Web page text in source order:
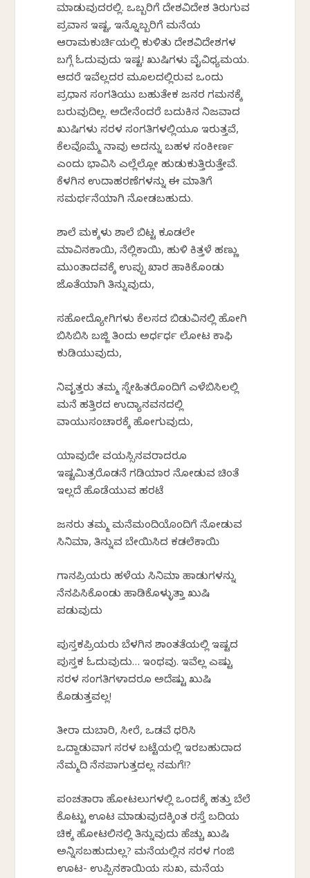
ಮಾಡುವುದರಲ್ಲಿ. ಒಬ್ಬರಿಗೆ ದೇಶವಿದೇಶ ತಿರುಗುವ
ಪ್ರವಾಸ ಇಷ್ಟ, ಇನ್ನೊಬ್ಬರಿಗೆ ಮನೆಯ
ಆರಾಮಕುರ್ಚಿಯಲ್ಲಿ ಕುಳಿತು ದೇಶವಿದೇಶಗಳ
ಬಗ್ಗೆ ಓದುವುದು ಇಷ್ಟ! ಖುಷಿಗಳು ವೈವಿಧ್ಯಮಯ.
ಆದರೆ ಇವೆಲ್ಲದರ ಮೂಲದಲ್ಲಿರುವ ಒಂದು
ಪ್ರಧಾನ ಸಂಗತಿಯು ಬಹುತೇಕ ಜನರ ಗಮನಕ್ಕೆ
ಬರುವುದಿಲ್ಲ. ಅದೇನೆಂದರೆ ಬದುಕಿನ ನಿಜವಾದ
ಖುಷಿಗಳು ಸರಳ ಸಂಗತಿಗಳಲ್ಲಿಯೂ ಇರುತ್ತವೆ,
ಕೆಲವೊಮ್ಮೆ ನಾವು ಅದನ್ನು ಬಹಳ ಸಂಕೀರ್ಣ
ಎಂದು ಭಾವಿಸಿ ಎಲ್ಲೆಲ್ಲೋ ಹುಡುಕುತ್ತಿರುತ್ತೇವೆ.
ಕೆಳಗಿನ ಉದಾಹರಣೆಗಳನ್ನು ಈ ಮಾತಿಗೆ
ಸಮರ್ಥನೆಯಾಗಿ ನೋಡಬಹುದು.
ಶಾಲೆ ಮಕ್ಕಳು ಶಾಲೆ ಬಿಟ್ಟ ಕೂಡಲೇ
ಮಾವಿನಕಾಯಿ, ನೆಲ್ಲಿಕಾಯಿ, ಹುಳಿ ಕಿತ್ತಳೆ ಹಣ್ಣು
ಮುಂತಾದವಕ್ಕೆ ಉಪ್ಪು ಖಾರ ಹಾಕಿಕೊಂಡು
ಜೊತೆಯಾಗಿ ತಿನ್ನುವುದು,
ಸಹೋದ್ಯೋಗಿಗಳು ಕೆಲಸದ ಬಿಡುವಿನಲ್ಲಿ ಹೋಗಿ
ಬಿಸಿಬಿಸಿ ಬಜ್ಜಿ ತಿಂದು ಅರ್ಧರ್ಧ ಲೋಟ ಕಾಫಿ
ಕುಡಿಯುವುದು,
ನಿವೃತ್ತರು ತಮ್ಮ ಸ್ನೇಹಿತರೊಂದಿಗೆ ಎಳೆಬಿಸಿಲಲ್ಲಿ
ಮನೆ ಹತ್ತಿರದ ಉದ್ಯಾನವನದಲ್ಲಿ
ವಾಯುಸಂಚಾರಕ್ಕೆ ಹೋಗುವುದು,
ಯಾವುದೇ ವಯಸ್ಸಿನವರಾದರೂ
ಇಷ್ಟಮಿತ್ರರೊಡನೆ ಗಡಿಯಾರ ನೋಡುವ ಚಿಂತೆ
ಇಲ್ಲದೆ ಹೊಡೆಯುವ ಹರಟೆ
ಜನರು ತಮ್ಮ ಮನೆಮಂದಿಯೊಂದಿಗೆ ನೋಡುವ
ಸಿನಿಮಾ, ತಿನ್ನುವ ಬೇಯಿಸಿದ ಕಡಲೆಕಾಯಿ
ಗಾನಪ್ರಿಯರು ಹಳೆಯ ಸಿನಿಮಾ ಹಾಡುಗಳನ್ನು
ನೆನಪಿಸಿಕೊಂಡು ಹಾಡಿಕೊಳ್ಳುತ್ತಾ ಖುಷಿ
ಪಡುವುದು
ಪುಸ್ತಕಪ್ರಿಯರು ಬೆಳಗಿನ ಶಾಂತತೆಯಲ್ಲಿ ಇಷ್ಟದ
ಪುಸ್ತಕ ಓದುವುದು… ಇಂಥವು. ಇವೆಲ್ಲ ಎಷ್ಟು
ಸರಳ ಸಂಗತಿಗಳಾದರೂ ಅದೆಷ್ಟು ಖುಷಿ
ಕೊಡುತ್ತವಲ್ಲ!
ತೀರಾ ದುಬಾರಿ, ಸೀರೆ, ಒಡವೆ ಧರಿಸಿ
ಒದ್ದಾಡುವಾಗ ಸರಳ ಬಟ್ಟೆಯಲ್ಲಿ ಇರಬಹುದಾದ
ನೆಮ್ಮದಿ ನೆನಪಾಗುತ್ತದಲ್ಲ ನಮಗೆ!?
ಪಂಚತಾರಾ ಹೋಟಲುಗಳಲ್ಲಿ ಒಂದಕ್ಕೆ ಹತ್ತು ಬೆಲೆ
ಕೊಟ್ಟು ಊಟ ಮಾಡುವುದಕ್ಕಿಂತ ರಸ್ತೆ ಬದಿಯ
ಚಿಕ್ಕ ಹೋಟಲಿನಲ್ಲಿ ತಿನ್ನುವುದು ಹೆಚ್ಚು ಖುಷಿ
ಅನ್ನಿಸಬಹುದುಲ್ಲ? ಮನೆಯಲ್ಲಿನ ಸರಳ ಗಂಜಿ
ಊಟ- ಉಪ್ಪಿನಕಾಯಿಯ ಸುಖ, ಮನೆಯ